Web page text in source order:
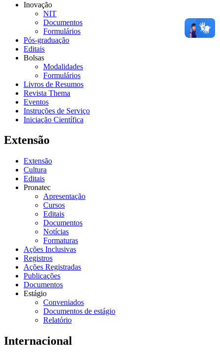
Inovação
NIT
Documentos
Formulários
Pós-graduação
Editais
Bolsas
Modalidades
Formulários
Livros de Resumos
Revista Thema
Eventos
Instruções de Serviço
Iniciação Científica
Extensão
Extensão
Cultura
Editais
Pronatec
Apresentação
Cursos
Editais
Documentos
Notícias
Formaturas
Ações Inclusivas
Registros
Ações Registradas
Publicações
Documentos
Estágio
Conveniados
Documentos de estágio
Relatório
Internacional